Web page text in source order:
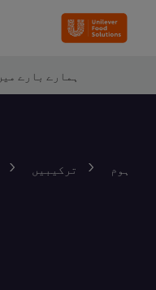
ہمارے بارے میں
ہوم ترکیبیں